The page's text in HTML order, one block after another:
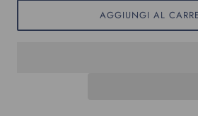
AGGIUNGI AL